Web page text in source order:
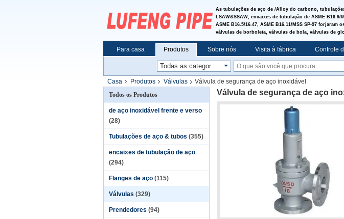
As tubulações de aço de /Alloy do carbono,
LSAW&SSAW, encaixes de tubulação de ASME B16.9/
ASME B16.5/16.47, ASME B16.11/MSS SP-97 forjaram
válvulas de borboleta, válvulas de bola, válvulas de
Para casa Produtos Sobre nós Visita à fábrica Controle
Casa Produtos Válvulas
Válvula de segurança de aço inoxidável
Todos os Produtos
de aço inoxidável frente e verso
(28)
Tubulações de aço & tubos (355)
encaixes de tubulação de aço
(294)
Flanges de aço (115)
Válvulas (329)
Prendedores (94)
Válvula de segurança de aço